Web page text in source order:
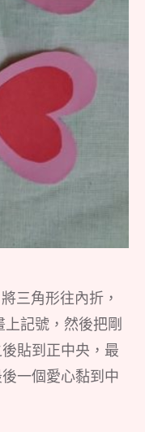
三角形往內折，
記號，然後把剛
貼到正中央，最
一個愛心黏到中